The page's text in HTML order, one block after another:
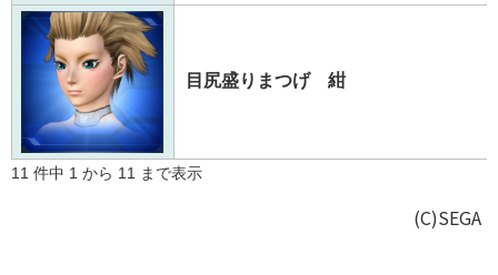
目尻盛りまつげ 紺
11 件中 1 から 11 まで表示
(C)SEGA